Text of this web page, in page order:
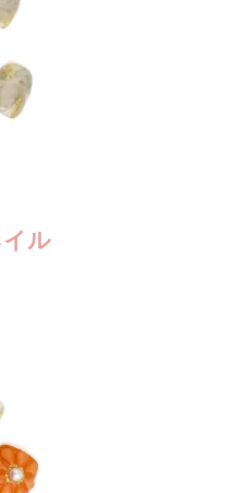
ル